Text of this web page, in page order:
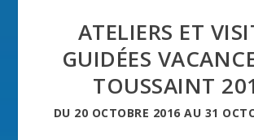
ATELIERS ET
GUIDÉES
TOUSSAINT
DU 20 OCTOBRE 2016 AU 31